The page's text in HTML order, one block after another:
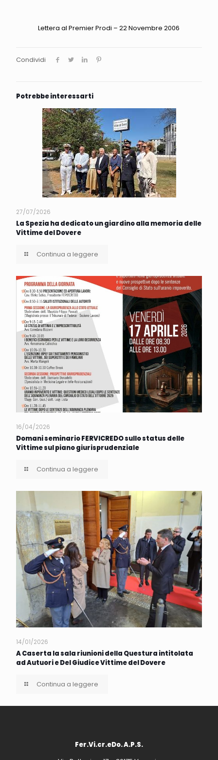
Lettera al Premier Prodi – 22 Novembre 2006
Condividi
Potrebbe interessarti
27/07/2026
La Spezia ha dedicato un giardino alla memoria delle
Vittime del Dovere
Continua a leggere
16/04/2026
Domani seminario FERVICREDO sullo status delle
Vittime sul piano giurisprudenziale
Continua a leggere
14/01/2026
A Caserta la sala riunioni della Questura intitolata
ad Autuori e Del Giudice Vittime del Dovere
Continua a leggere
Fer.Vi.cr.eDo. A.P.S.